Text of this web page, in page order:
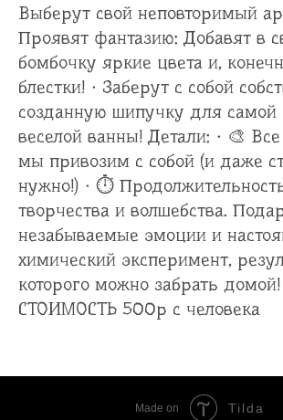
Выберут свой неповторимый
Проявят фантазию: Добавят в
бомбочку яркие цвета и,
блестки! · Заберут с собой
созданную шипучку для самой
веселой ванны! Детали: · 🎨
мы привозим с собой (и даже
нужно!) · ⏱
творчества и волшебства.
незабываемые эмоции и
химический эксперимент,
которого можно забрать домой!
СТОИМОСТЬ 500р с человека
Made on Tilda